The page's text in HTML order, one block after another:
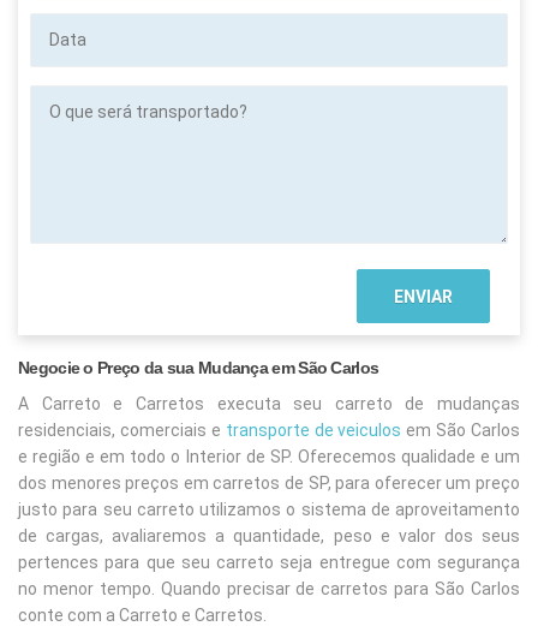
que
Negocie o Preço da sua Mudança em São Carlos
A Carreto e Carretos executa seu carreto de mudanças
residenciais, comerciais e transporte de veiculos em São Carlos
e região e em todo o Interior de SP. Oferecemos qualidade e um
dos menores preços em carretos de SP, para oferecer um preço
justo para seu carreto utilizamos o sistema de aproveitamento
de cargas, avaliaremos a quantidade, peso e valor dos seus
pertences para que seu carreto seja entregue com segurança
no menor tempo. Quando precisar de carretos para São Carlos
conte com a Carreto e Carretos.